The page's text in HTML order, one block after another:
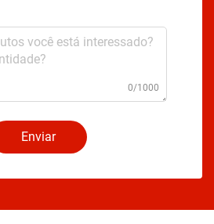
0/1000
Enviar